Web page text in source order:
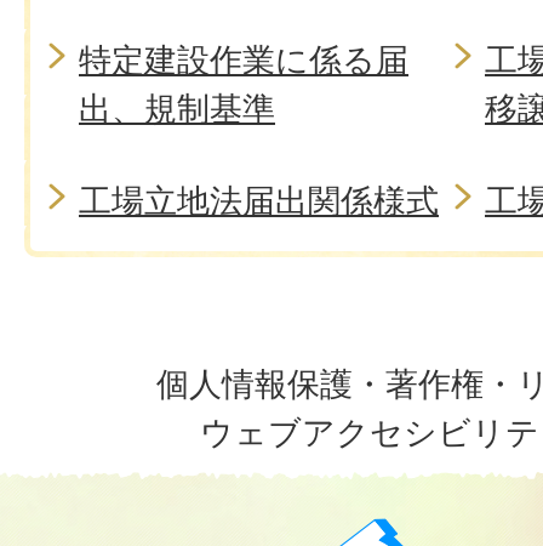
特定建設作業に係る届
出、規制基準
工
移
工場立地法届出関係様式 工
個人情報保護・著作権・
ウェブアクセシビリ